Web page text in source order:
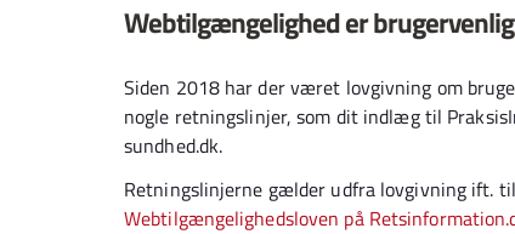
Webtilgængelighed er
Siden 2018 har der været lovgivning om
nogle retningslinjer, som dit indlæg til
sundhed.dk.
Retningslinjerne gælder udfra lovgivning ift.
Webtilgængelighedsloven på